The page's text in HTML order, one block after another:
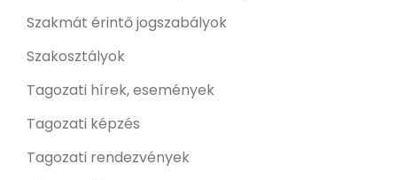
Szakmát érintő jogszabályok
Szakosztályok
Tagozati hírek, események
Tagozati képzés
Tagozati rendezvények